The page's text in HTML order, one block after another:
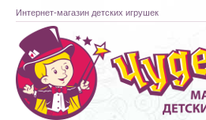
Интернет-магазин детских игрушек